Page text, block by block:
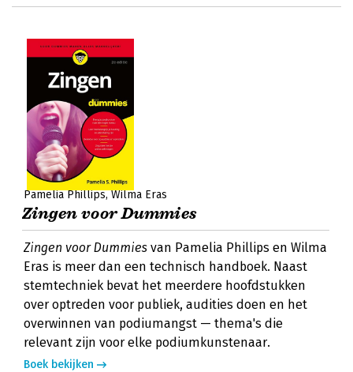
Pamelia Phillips Wilma Eras
Zingen voor Dummies
Zingen voor Dummies van Pamelia Phillips en Wilma
Eras is meer dan een technisch handboek. Naast
stemtechniek bevat het meerdere hoofdstukken
over optreden voor publiek, audities doen en het
overwinnen van podiumangst — thema's die
relevant zijn voor elke podiumkunstenaar.
Boek bekijken